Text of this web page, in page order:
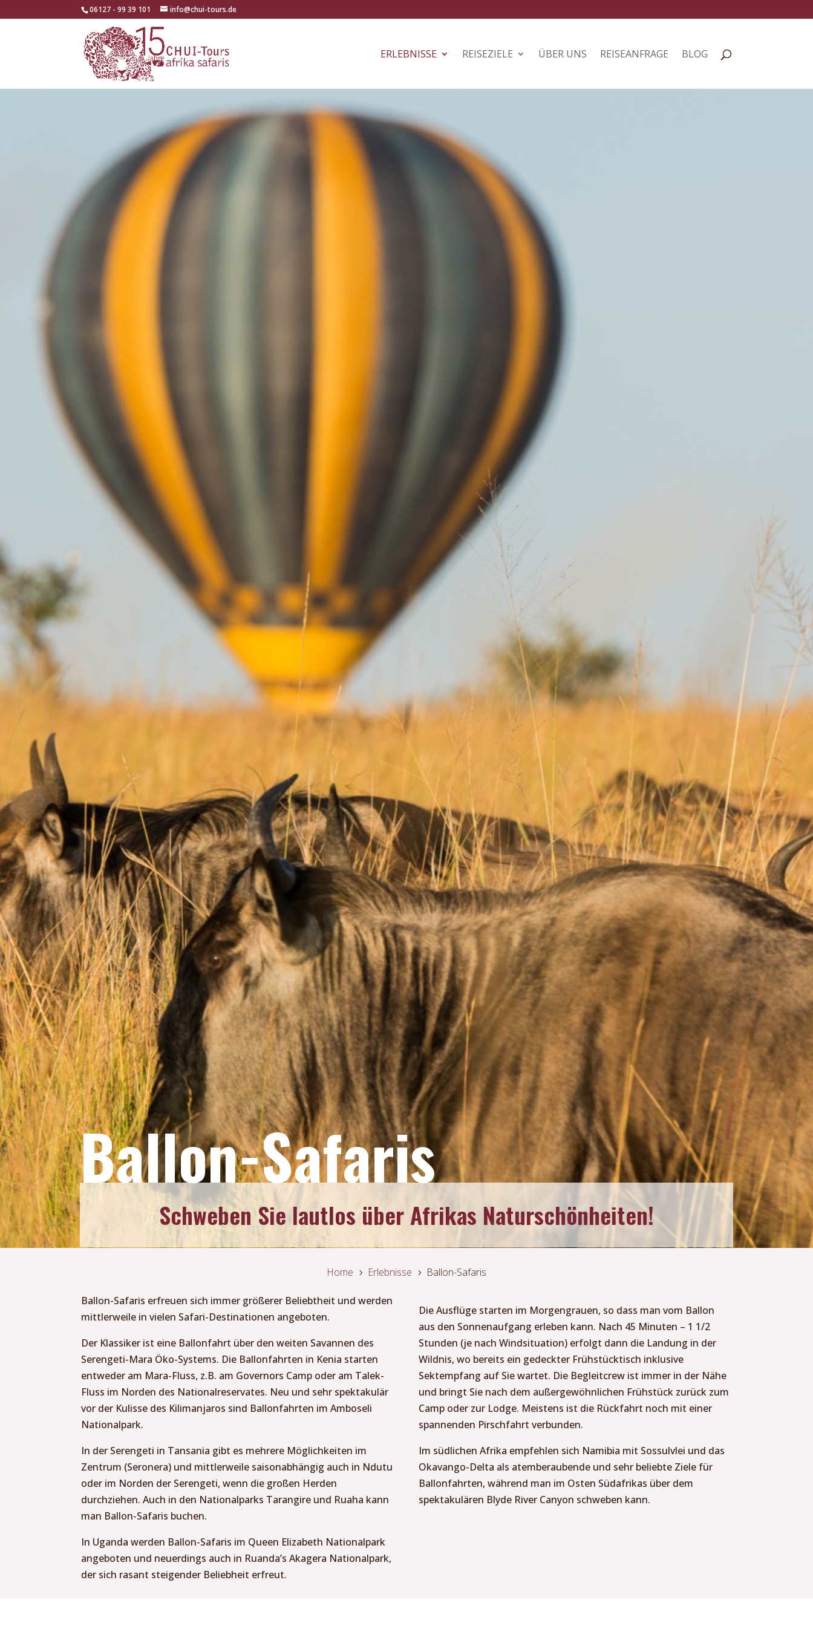
06127 - 99 39 101 info@chui-tours.de
ERLEBNISSE REISEZIELE ÜBER UNS REISEANFRAGE BLOG
Ballon-Safaris
Schweben Sie lautlos über Afrikas Naturschönheiten!
Home 5 Erlebnisse 5 Ballon-Safaris
Ballon-Safaris erfreuen sich immer größerer Beliebtheit und werden
mittlerweile in vielen Safari-Destinationen angeboten.
Der Klassiker ist eine Ballonfahrt über den weiten Savannen des
Serengeti-Mara Öko-Systems. Die Ballonfahrten in Kenia starten
entweder am Mara-Fluss, z.B. am Governors Camp oder am Talek-
Fluss im Norden des Nationalreservates. Neu und sehr spektakulär
vor der Kulisse des Kilimanjaros sind Ballonfahrten im Amboseli
Nationalpark.
In der Serengeti in Tansania gibt es mehrere Möglichkeiten im
Zentrum (Seronera) und mittlerweile saisonabhängig auch in Ndutu
oder im Norden der Serengeti, wenn die großen Herden
durchziehen. Auch in den Nationalparks Tarangire und Ruaha kann
man Ballon-Safaris buchen.
In Uganda werden Ballon-Safaris im Queen Elizabeth Nationalpark
angeboten und neuerdings auch in Ruanda’s Akagera Nationalpark,
der sich rasant steigender Beliebheit erfreut.
Die Ausflüge starten im Morgengrauen, so dass man vom Ballon
aus den Sonnenaufgang erleben kann. Nach 45 Minuten – 1 1/2
Stunden (je nach Windsituation) erfolgt dann die Landung in der
Wildnis, wo bereits ein gedeckter Frühstücktisch inklusive
Sektempfang auf Sie wartet. Die Begleitcrew ist immer in der Nähe
und bringt Sie nach dem außergewöhnlichen Frühstück zurück zum
Camp oder zur Lodge. Meistens ist die Rückfahrt noch mit einer
spannenden Pirschfahrt verbunden.
Im südlichen Afrika empfehlen sich Namibia mit Sossulvlei und das
Okavango-Delta als atemberaubende und sehr beliebte Ziele für
Ballonfahrten, während man im Osten Südafrikas über dem
spektakulären Blyde River Canyon schweben kann.